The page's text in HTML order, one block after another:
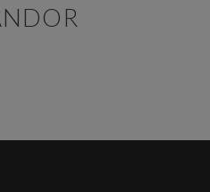
puoi effettuare la
di accesso.